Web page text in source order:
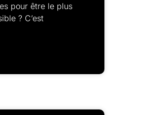
pour être le plus
? C’est